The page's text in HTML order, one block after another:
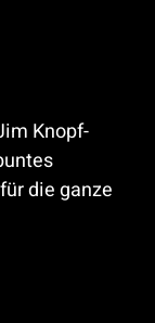
Knopf-
die ganze